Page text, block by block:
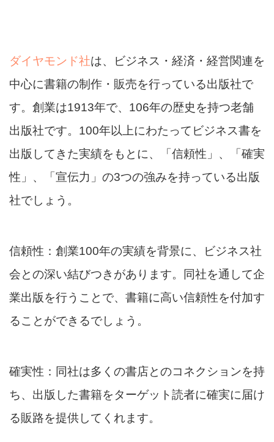
ダイヤモンド社は、ビジネス・経済・経営関連を
中心に書籍の制作・販売を行っている出版社で
す。創業は1913年で、106年の歴史を持つ老舗
出版社です。100年以上にわたってビジネス書を
出版してきた実績をもとに、「信頼性」、「確実
性」、「宣伝力」の3つの強みを持っている出版
社でしょう。
信頼性：創業100年の実績を背景に、ビジネス社
会との深い結びつきがあります。同社を通して企
業出版を行うことで、書籍に高い信頼性を付加す
ることができるでしょう。
確実性：同社は多くの書店とのコネクションを持
ち、出版した書籍をターゲット読者に確実に届け
る販路を提供してくれます。